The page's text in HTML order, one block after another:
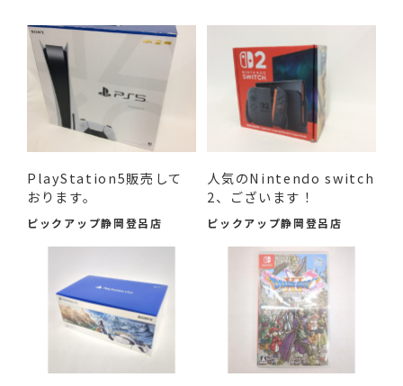
PlayStation5販売して
おります。
ピックアップ静岡登呂店
人気のNintendo switch
2、ございます！
ピックアップ静岡登呂店